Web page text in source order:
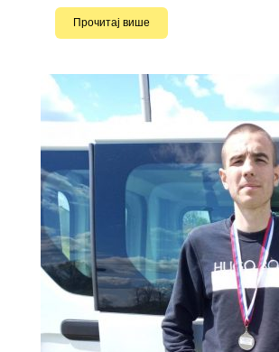
Прочитај више